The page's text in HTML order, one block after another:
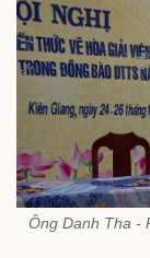
Ông Danh Tha -